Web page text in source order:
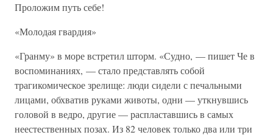
Проложим путь себе!
«Молодая гвардия»
«Гранму» в море встретил шторм. «Судно, — пишет Че в
воспоминаниях, — стало представлять собой
трагикомическое зрелище: люди сидели с печальными
лицами, обхватив руками животы, одни — уткнувшись
головой в ведро, другие — распластавшись в самых
неестественных позах. Из 82 человек только два или три